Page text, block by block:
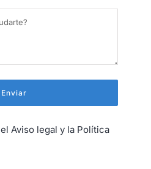
Enviar
Aviso legal y la Política